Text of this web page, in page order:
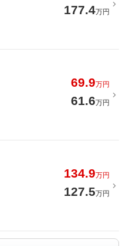
177.4万円
69.9万円
61.6万円
134.9万円
127.5万円